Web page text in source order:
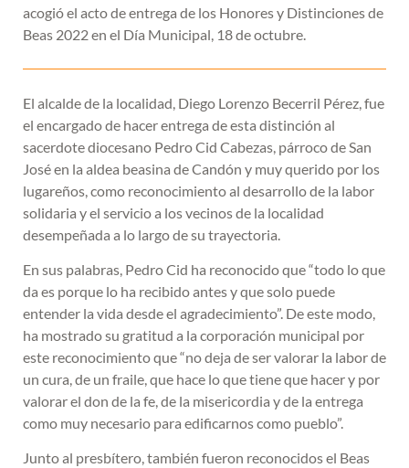
acogió el acto de entrega de los Honores y Distinciones de
Beas 2022 en el Día Municipal, 18 de octubre.
El alcalde de la localidad, Diego Lorenzo Becerril Pérez, fue
el encargado de hacer entrega de esta distinción al
sacerdote diocesano Pedro Cid Cabezas, párroco de San
José en la aldea beasina de Candón y muy querido por los
lugareños, como reconocimiento al desarrollo de la labor
solidaria y el servicio a los vecinos de la localidad
desempeñada a lo largo de su trayectoria.
En sus palabras, Pedro Cid ha reconocido que “todo lo que
da es porque lo ha recibido antes y que solo puede
entender la vida desde el agradecimiento”. De este modo,
ha mostrado su gratitud a la corporación municipal por
este reconocimiento que “no deja de ser valorar la labor de
un cura, de un fraile, que hace lo que tiene que hacer y por
valorar el don de la fe, de la misericordia y de la entrega
como muy necesario para edificarnos como pueblo”.
Junto al presbítero, también fueron reconocidos el Beas